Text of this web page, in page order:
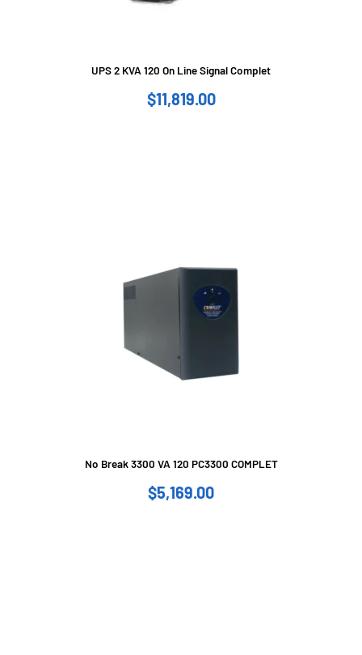
UPS 2 KVA 120 On Line Signal Complet
$11,819.00
No Break 3300 VA 120 PC3300 COMPLET
$5,169.00